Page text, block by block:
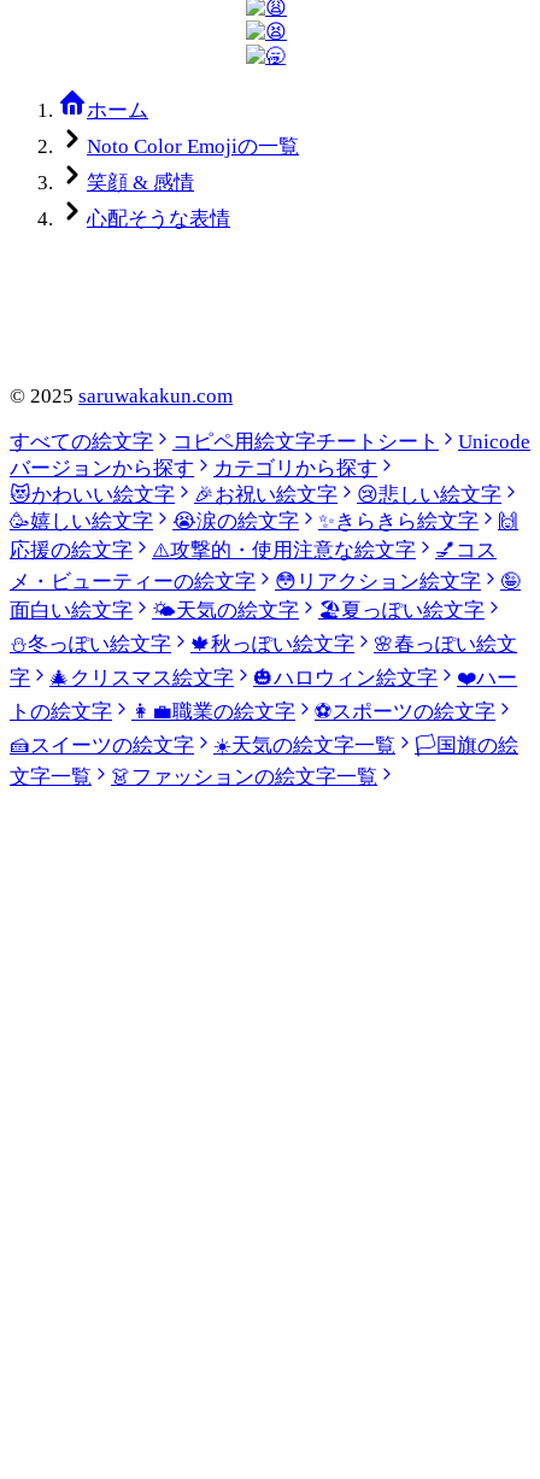
ホーム
Noto Color Emojiの一覧
笑顔 & 感情
心配そうな表情
© 2025 saruwakakun.com
すべての絵文字
コピペ用絵文字チートシート
Unicode
バージョンから探す
カテゴリから探す
😻かわいい絵文字 🎉お祝い絵文字 😢悲しい絵文字
🥳嬉しい絵文字 😭涙の絵文字 ✨きらきら絵文字
🙌
応援の絵文字
⚠️攻撃的・使用注意な絵文字 💅 コス
メ・ビューティーの絵文字
😳 リアクション絵文字
🤪
面白い絵文字
🌤️天気の絵文字 🏖️夏っぽい絵文字
⛄冬っぽい絵文字 🍁秋っぽい絵文字 🌸春っぽい絵文
字
🎄 クリスマス絵文字 🎃ハロウィン絵文字 ❤️ハー
トの絵文字
👩‍💼職業の絵文字 ⚽スポーツの絵文字
🍰スイーツの絵文字 ☀️天気の絵文字一覧 🏳️国旗の絵
文字一覧
👗ファッションの絵文字一覧